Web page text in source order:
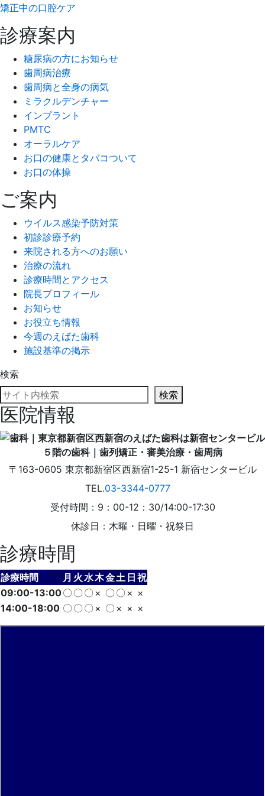
矯正中の口腔ケア
診療案内
糖尿病の方にお知らせ
歯周病治療
歯周病と全身の病気
ミラクルデンチャー
インプラント
PMTC
オーラルケア
お口の健康とタバコついて
お口の体操
ご案内
ウイルス感染予防対策
初診診療予約
来院される方へのお願い
治療の流れ
診療時間とアクセス
院長プロフィール
お知らせ
お役立ち情報
今週のえばた歯科
施設基準の掲示
検索
検索
医院情報
〒163-0605 東京都新宿区西新宿1-25-1 新宿センタービル
TEL.03-3344-0777
受付時間：9：00-12：30/14:00-17:30
休診日：木曜・日曜・祝祭日
診療時間
診療時間 月 火 水木金土 日 祝
09:00-13:00〇 〇 〇 × 〇 〇 × ×
14:00-18:00 〇 〇 〇 × 〇 × × ×